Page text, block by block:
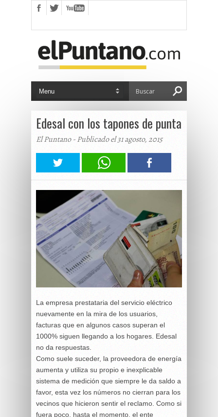
Edesal con los tapones de punta
El Puntano - Publicado el 31 agosto, 2015
La empresa prestataria del servicio eléctrico
nuevamente en la mira de los usuarios,
facturas que en algunos casos superan el
1000% siguen llegando a los hogares. Edesal
no da respuestas.
Como suele suceder, la proveedora de energía
aumenta y utiliza su propio e inexplicable
sistema de medición que siempre le da saldo a
favor, esta vez los números no cierran para los
vecinos que hicieron sentir el reclamo. Como si
fuera poco, hasta el momento, el ente